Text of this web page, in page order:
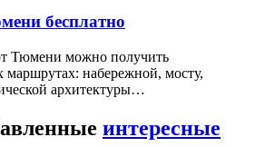
бесплатно
Тюмени можно получить
маршрутах: набережной, мосту,
архитектуры…
интересные